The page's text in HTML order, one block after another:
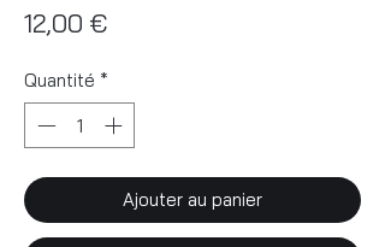
12,00 €Prix
Quantité *
Ajouter au panier